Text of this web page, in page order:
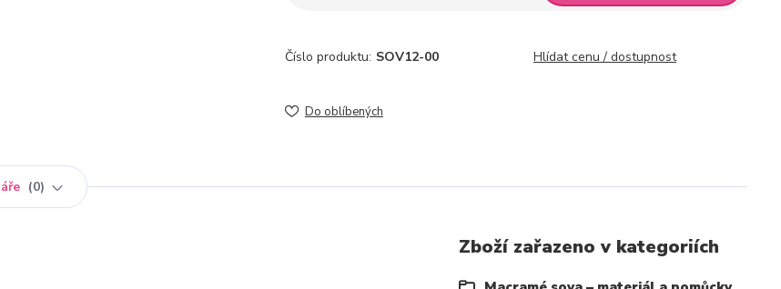
Číslo produktu: SOV12-00 Hlídat cenu / dostupnost
Do oblíbených
0
Zboží zařazeno v kategoriích